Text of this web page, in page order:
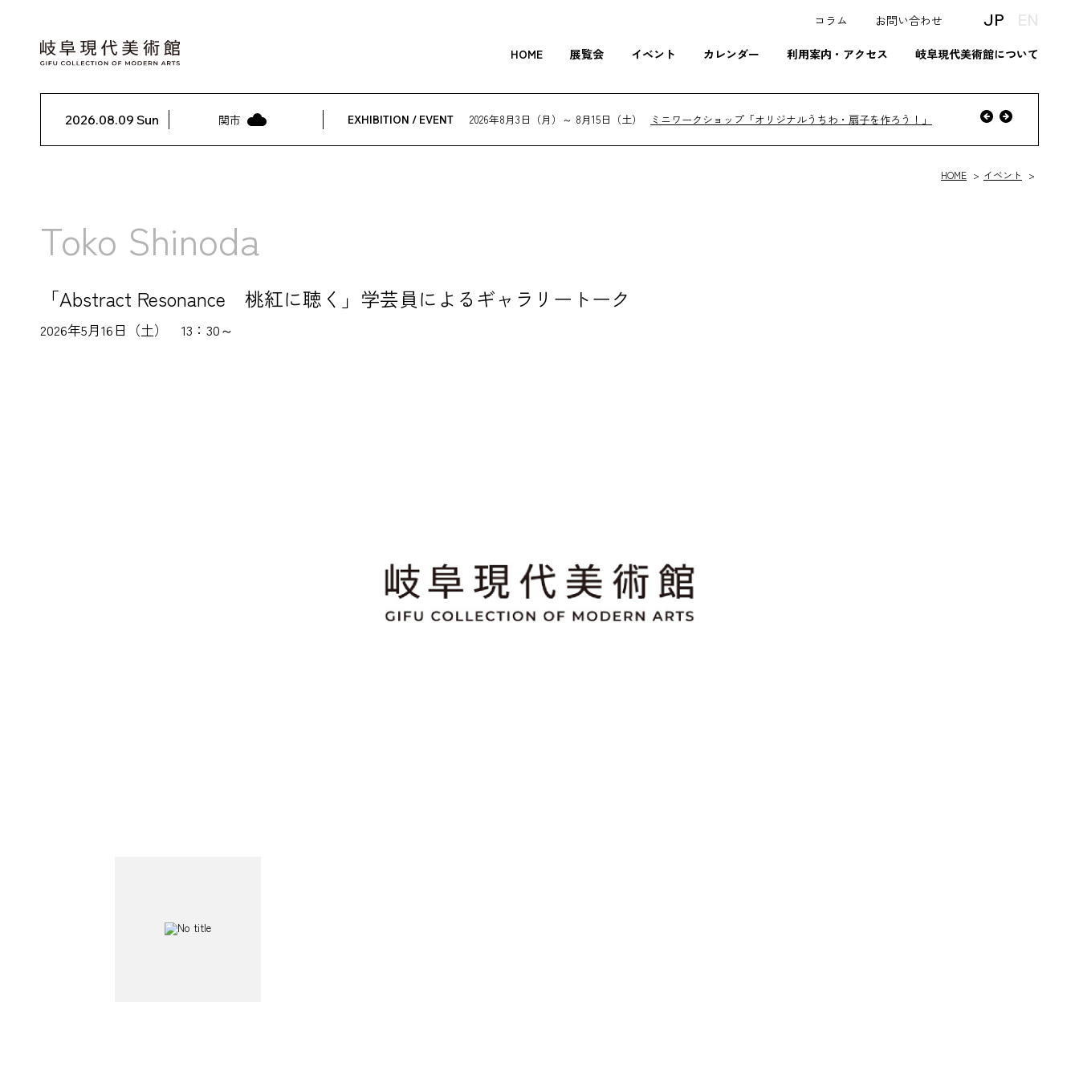
HOME 展覧会 イベント カレンダー 利用案内・アクセス 岐阜現代美術館について
コラム お問い合わせ JP EN
2026.08.09 Sun 関市 EXHIBITION / EVENT 2026年8月3日（月）～ 8月15日（土） ミニワークショップ「オリジナルうちわ・扇子を作ろう！」
前
へ
次
HOME イベント
Toko Shinoda
「Abstract Resonance 桃紅に聴く」学芸員によるギャラリートーク
2026年5月16日（土） 13：30～